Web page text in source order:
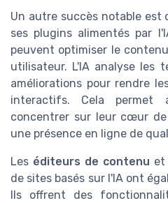
Un autre succès notable est
ses plugins alimentés par
peuvent optimiser le
utilisateur. L'IA analyse les
améliorations pour rendre
interactifs. Cela permet
concentrer sur leur cœur
une présence en ligne de
Les éditeurs de contenu et
de sites basés sur l'IA ont
Ils offrent des